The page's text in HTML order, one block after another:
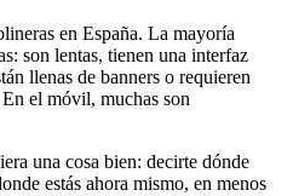
en España. La mayoría
son lentas, tienen una interfaz
llenas de banners o requieren
el móvil, muchas son
una cosa bien: decirte dónde
estás ahora mismo, en menos